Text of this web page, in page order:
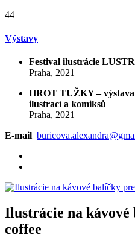
44
Výstavy
Festival ilustrácie LUSTR
Praha, 2021
HROT TUŽKY – výstava
ilustrací a komiksů
Praha, 2021
E-mail
Ilustrácie na
coffee